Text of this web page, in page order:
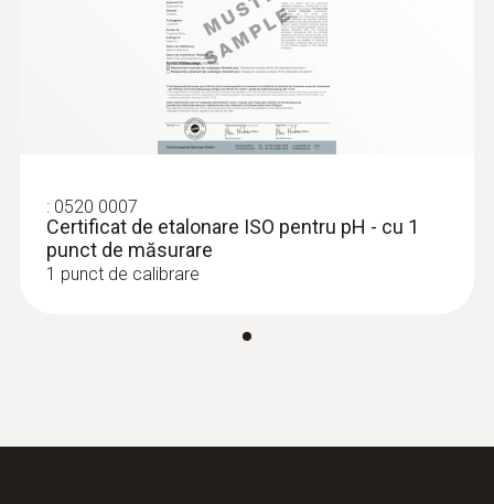
testo 205 - Instrument de măsurare a
PH-ului cu o singură mână
1.477,00 RON
: 0520 0007
Certificat de etalonare ISO pentru pH - cu 1
punct de măsurare
1 punct de calibrare